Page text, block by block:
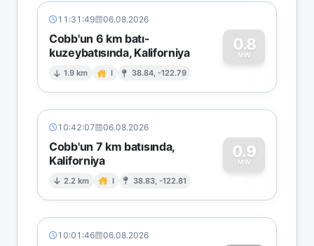
11:31:49 06.08.2026
Cobb'un 6 km batı-
kuzeybatısında, Kaliforniya
1.9 km I 38.84, -122.79
0.8
MW
0
10:42:07 06.08.2026
Cobb'un 7 km batısında,
Kaliforniya
2.2 km I 38.83, -122.81
0.9
MW
0
10:01:46 06.08.2026